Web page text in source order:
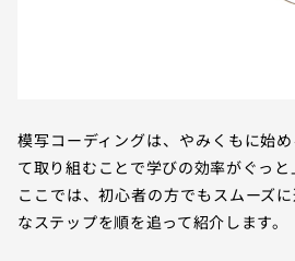
模写コーディングは、やみくもに始
て取り組むことで学びの効率がぐっと
ここでは、初心者の方でもスムーズ
なステップを順を追って紹介します。